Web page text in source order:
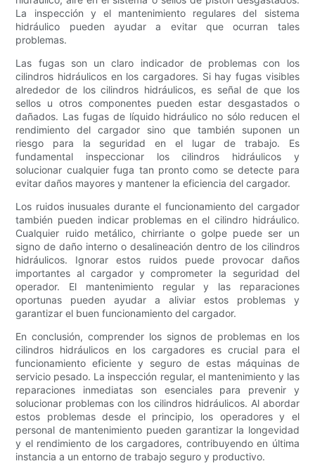
La inspección y el mantenimiento regulares del sistema
hidráulico pueden ayudar a evitar que ocurran tales
problemas.
Las fugas son un claro indicador de problemas con los
cilindros hidráulicos en los cargadores. Si hay fugas visibles
alrededor de los cilindros hidráulicos, es señal de que los
sellos u otros componentes pueden estar desgastados o
dañados. Las fugas de líquido hidráulico no sólo reducen el
rendimiento del cargador sino que también suponen un
riesgo para la seguridad en el lugar de trabajo. Es
fundamental inspeccionar los cilindros hidráulicos y
solucionar cualquier fuga tan pronto como se detecte para
evitar daños mayores y mantener la eficiencia del cargador.
Los ruidos inusuales durante el funcionamiento del cargador
también pueden indicar problemas en el cilindro hidráulico.
Cualquier ruido metálico, chirriante o golpe puede ser un
signo de daño interno o desalineación dentro de los cilindros
hidráulicos. Ignorar estos ruidos puede provocar daños
importantes al cargador y comprometer la seguridad del
operador. El mantenimiento regular y las reparaciones
oportunas pueden ayudar a aliviar estos problemas y
garantizar el buen funcionamiento del cargador.
En conclusión, comprender los signos de problemas en los
cilindros hidráulicos en los cargadores es crucial para el
funcionamiento eficiente y seguro de estas máquinas de
servicio pesado. La inspección regular, el mantenimiento y las
reparaciones inmediatas son esenciales para prevenir y
solucionar problemas con los cilindros hidráulicos. Al abordar
estos problemas desde el principio, los operadores y el
personal de mantenimiento pueden garantizar la longevidad
y el rendimiento de los cargadores, contribuyendo en última
instancia a un entorno de trabajo seguro y productivo.